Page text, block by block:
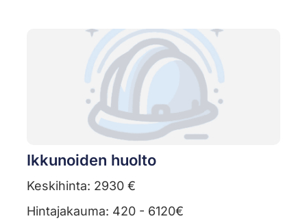
Ikkunoiden huolto
Keskihinta: 2930 €
Hintajakauma: 420 - 6120€